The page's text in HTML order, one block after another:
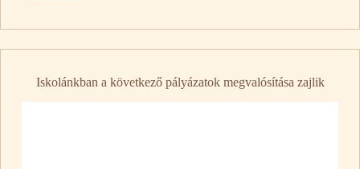
Iskolánkban a következő pályázatok megvalósítása zajlik